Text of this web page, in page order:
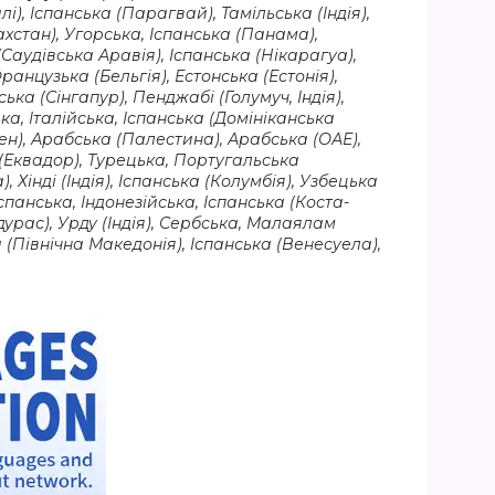
Іспанська (Парагвай), Тамільська (Індія),
Угорська, Іспанська (Панама),
Аравія), Іспанська (Нікарагуа),
(Бельгія), Естонська (Естонія),
(Сінгапур), Пенджабі (Голумуч, Індія),
Італійська, Іспанська (Домініканська
Арабська (Палестина), Арабська (ОАЕ),
Турецька, Португальська
(Індія), Іспанська (Колумбія), Узбецька
Індонезійська, Іспанська (Коста-
Урду (Індія), Сербська, Малаялам
Македонія), Іспанська (Венесуела),